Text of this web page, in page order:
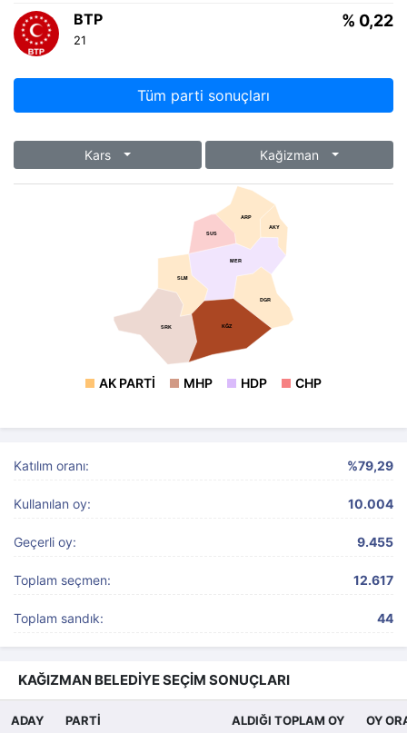
Kars Kağizman
ARP
DGR
KĞZ
MER
SRK
SLM
SUS
AKY
AK PARTI MHP HDP CHP
BTP % 0,22
21
Tüm parti sonuçları
Katılım oranı: %79,29
Kullanılan oy: 10.004
Geçerli oy: 9.455
Toplam seçmen: 12.617
Toplam sandık: 44
KAĞIZMAN BELEDİYE SEÇİM SONUÇLARI
ADAY PARTİ ALDIĞI TOPLAM OY OY